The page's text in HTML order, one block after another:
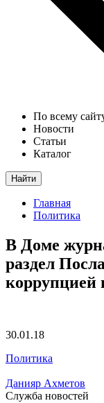
По всему
Новости
Статьи
Каталог
Найти
Главная
Политика
В Доме
раздел
коррупцией
30.01.18
Политика
Данияр Ахметов
Служба новостей